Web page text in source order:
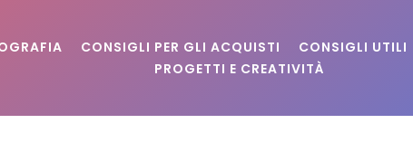
CONSIGLI PER GLI ACQUISTI CONSIGLI UTILI
PROGETTI E CREATIVITÀ